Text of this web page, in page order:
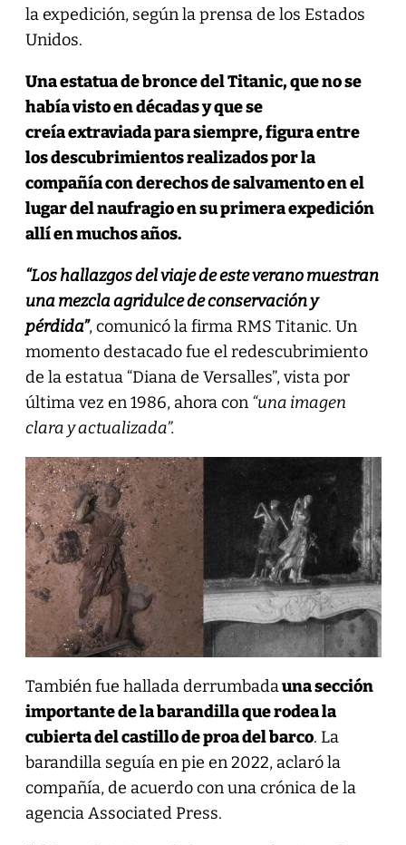
la expedición, según la prensa de los Estados
Unidos.
Una estatua de bronce del Titanic, que no se
había visto en décadas y que se
creía extraviada para siempre, figura entre
los descubrimientos realizados por la
compañía con derechos de salvamento en el
lugar del naufragio en su primera expedición
allí en muchos años.
“Los hallazgos del viaje de este verano muestran
una mezcla agridulce de conservación y
pérdida”, comunicó la firma RMS Titanic. Un
momento destacado fue el redescubrimiento
de la estatua “Diana de Versalles”, vista por
última vez en 1986, ahora con “una imagen
clara y actualizada”.
También fue hallada derrumbadauna sección
importante de la barandilla que rodea la
cubierta del castillo de proa del barco. La
barandilla seguía en pie en 2022, aclaró la
compañía, de acuerdo con una crónica de la
agencia Associated Press.